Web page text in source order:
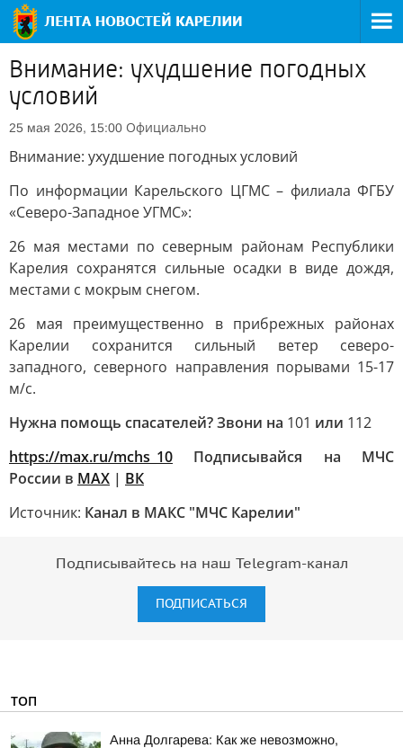
Внимание: ухудшение погодных
условий
25 мая 2026, 15:00 Официально
Внимание: ухудшение погодных условий
По информации Карельского ЦГМС – филиала ФГБУ
«Северо-Западное УГМС»:
26 мая местами по северным районам Республики
Карелия сохранятся сильные осадки в виде дождя,
местами с мокрым снегом.
26 мая преимущественно в прибрежных районах
Карелии сохранится сильный ветер северо-
западного, северного направления порывами 15-17
м/с.
Нужна помощь спасателей? Звони на 101 или 112
https://max.ru/mchs_10 Подписывайся на МЧС
России в MAX | ВК
Источник: Канал в МАКС "МЧС Карелии"
Подписывайтесь на наш Telegram-канал
ПОДПИСАТЬСЯ
ТОП
Анна Долгарева: Как же невозможно,